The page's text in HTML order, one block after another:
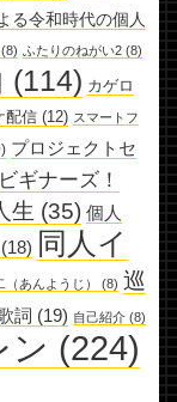
る令和時代の個人
(8) ふたりのねがい2 (8)
(114) カゲロ
配信 (12) スマートフ
プロジェクトセ
ギナーズ！
生 (35) 個人
(18) 同人イ
（あんようじ） (8) 巡
詞 (19) 自己紹介 (8)
ン (224)